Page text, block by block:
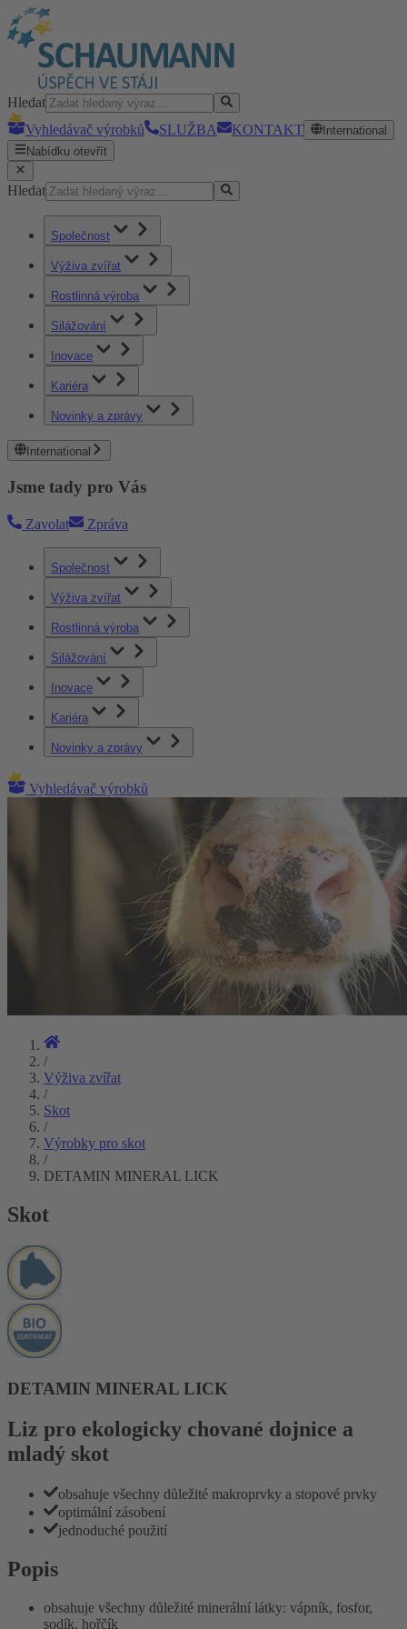
Hledat
Vyhledávač výrobků
SLUŽBA KONTAKT
International
Nabídku otevřít
Hledat
Společnost
Výživa zvířat
Rostlinná výroba
Silážování
Inovace
Kariéra
Novinky a zprávy
International
Jsme tady pro Vás
Zavolat Zpráva
Společnost
Výživa zvířat
Rostlinná výroba
Silážování
Inovace
Kariéra
Novinky a zprávy
Vyhledávač výrobků
/
Výživa zvířat
/
Skot
/
Výrobky pro skot
/
DETAMIN MINERAL LICK
Skot
DETAMIN MINERAL LICK
Liz pro ekologicky chované dojnice a
mladý skot
obsahuje všechny důležité makroprvky a stopové prvky
optimální zásobení
jednoduché použití
Popis
obsahuje všechny důležité minerální látky: vápník, fosfor,
sodík, hořčík